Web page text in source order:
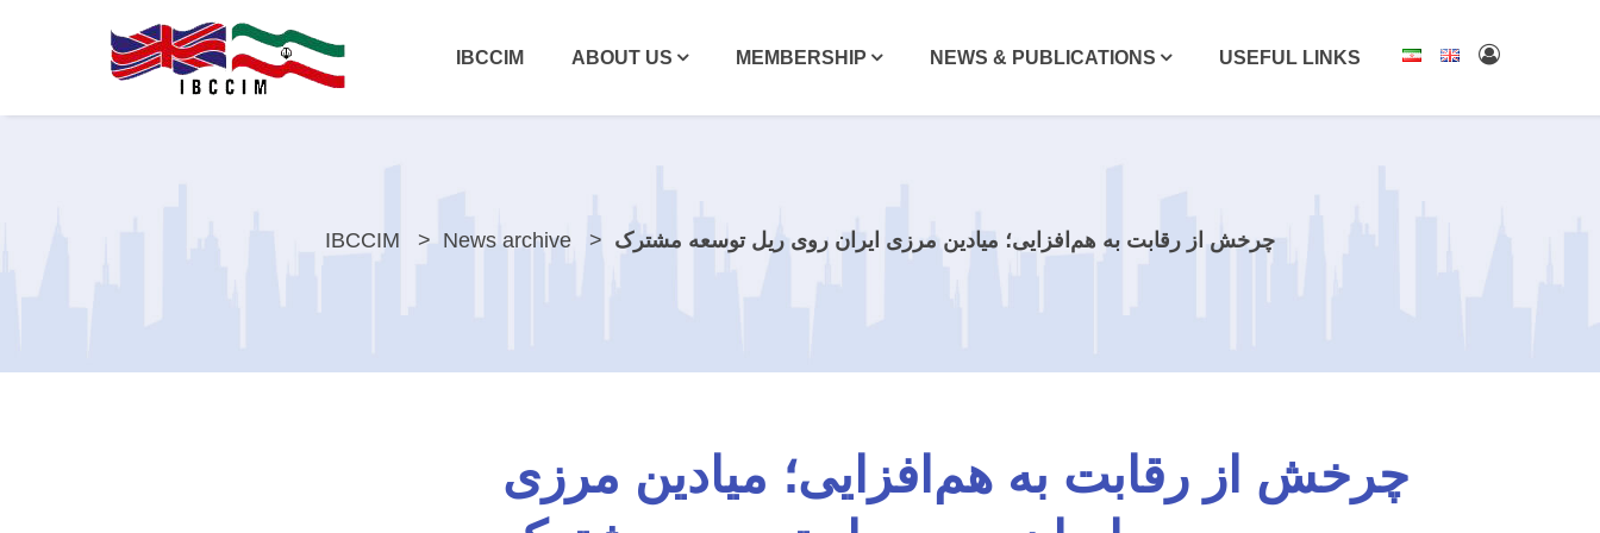
IBCCIM ABOUT US MEMBERSHIP NEWS & PUBLICATIONS USEFUL LINKS
IBCCIM News archive چرخش از رقابت به هم‌افزایی؛ میادین مرزی ایران روی ریل توسعه مشترک
چرخش از رقابت به هم‌افزایی؛ میادین مرزی